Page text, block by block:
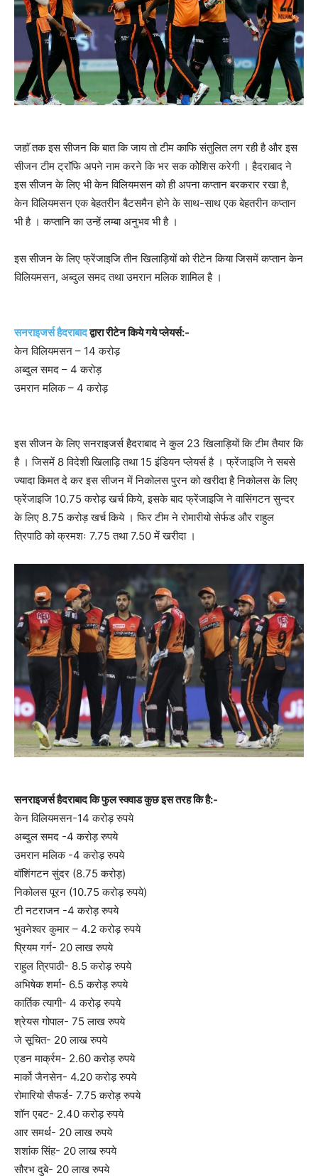
जहाॅ तक इस सीजन कि बात कि जाय तो टीम काफि संतुलित लग रही है और इस
सीजन टीम ट्राॅफि अपने नाम करने कि भर सक कोेशिस करेगी । हैदराबाद ने
इस सीजन के लिए भी केन विलियमसन को ही अपना कप्तान बरकरार रखा है,
केन विलियमसन एक बेहतरीन बैटसमैन होने के साथ-साथ एक बेहतरीन कप्तान
भी है । कप्तानि का उन्हें लम्बा अनुभव भी है ।
इस सीजन के लिए फ्रेंजाइजि तीन खिलाड़ियों को रीटेन किया जिसमें कप्तान केन
विलियमसन, अब्दुल समद तथा उमरान मलिक शामिल है ।
सनराइजर्स हैदराबादद्वारा रीटेन किये गये प्लेयर्स:-
केन विलियमसन – 14 करोड़
अब्दुल समद – 4 करोड़
उमरान मलिक – 4 करोड़
इस सीजन के लिए सनराइजर्स हैदराबाद ने कुल 23 खिलाड़ियों कि टीम तैयार कि
है । जिसमें 8 विदेशी खिलाड़ि तथा 15 इंडियन प्लेयर्स है । फ्रेंजाइजि ने सबसे
ज्यादा किमत दे कर इस सीजन में निकोलस पुरन को खरीदा है निकोलस के लिए
फ्रेंजाइजि 10.75 करोड़ खर्च किये, इसके बाद फ्रेंजाइजि ने वासिंगटन सुन्दर
के लिए 8.75 करोड़ खर्च किये । फिर टीम ने रोमारीयो सेर्फड और राहुल
त्रिपाठि को क्रमशः 7.75 तथा 7.50 में खरीदा ।
सनराइजर्स हैदराबाद कि फुल स्क्वाड कुछ इस तरह कि है:-
केन विलियमसन-14 करोड़ रुपये
अब्दुल समद -4 करोड़ रुपये
उमरान मलिक -4 करोड़ रुपये
वॉशिंगटन सुंदर (8.75 करोड़)
निकोलस पूरन (10.75 करोड़ रुपये)
टी नटराजन -4 करोड़ रुपये
भुवनेश्वर कुमार – 4.2 करोड़ रुपये
प्रियम गर्ग- 20 लाख रुपये
राहुल त्रिपाठी- 8.5 करोड़ रुपये
अभिषेक शर्मा- 6.5 करोड़ रुपये
कार्तिक त्यागी- 4 करोड़ रुपये
श्रेयस गोपाल- 75 लाख रुपये
जे सूचित- 20 लाख रुपये
एडन मार्क्रम- 2.60 करोड़ रुपये
मार्को जैनसेन- 4.20 करोड़ रुपये
रोमारियो सैफर्ड- 7.75 करोड़ रुपये
शॉन एबट- 2.40 करोड़ रुपये
आर समर्थ- 20 लाख रुपये
शशांक सिंह- 20 लाख रुपये
सौरभ दुबे- 20 लाख रुपये